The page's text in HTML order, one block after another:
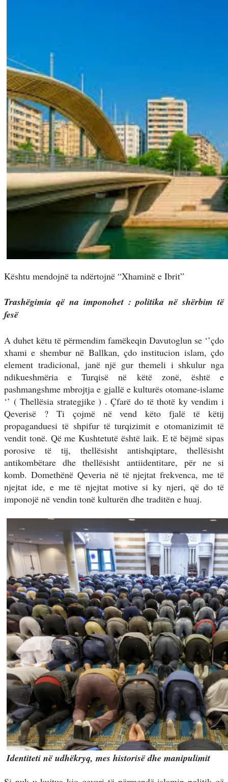
Kështu mendojnë ta ndërtojnë “Xhaminë e Ibrit”
Trashëgimia që na imponohet : politika në shërbim të
fesë
A duhet këtu të përmendim famëkeqin Davutoglun se ‘’çdo
xhami e shembur në Ballkan, çdo institucion islam, çdo
element tradicional, janë një gur themeli i shkulur nga
ndikueshmëria e Turqisë në këtë zonë, është e
pashmangshme mbrojtja e gjallë e kulturës otomane-islame
‘’ ( Thellësia strategjike ) . Çfarë do të thotë ky vendim i
Qeverisë ? Ti çojmë në vend këto fjalë të këtij
propaganduesi të shpifur të turqizimit e otomanizimit të
vendit tonë. Që me Kushtetutë është laik. E të bëjmë sipas
porosive të tij, thellësisht antishqiptare, thellësisht
antikombëtare dhe thellësisht antiidentitare, për ne si
komb. Domethënë Qeveria në të njejtat frekvenca, me të
njejtat ide, e me të njejtat motive si ky njeri, që do të
imponojë në vendin tonë kulturën dhe traditën e huaj.
Identiteti në udhëkryq, mes historisë dhe manipulimit